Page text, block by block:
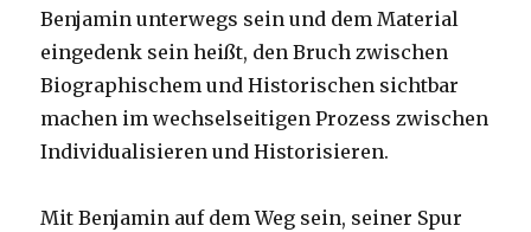
Benjamin unterwegs sein und dem Material
eingedenk sein heißt, den Bruch zwischen
Biographischem und Historischen sichtbar
machen im wechselseitigen Prozess zwischen
Individualisieren und Historisieren.
Mit Benjamin auf dem Weg sein, seiner Spur